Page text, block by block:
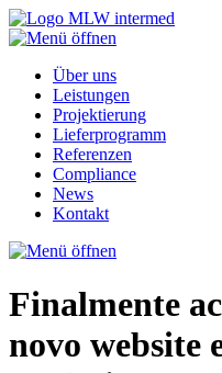
Über uns
Leistungen
Projektierung
Lieferprogramm
Referenzen
Compliance
News
Kontakt
Finalmente
novo website